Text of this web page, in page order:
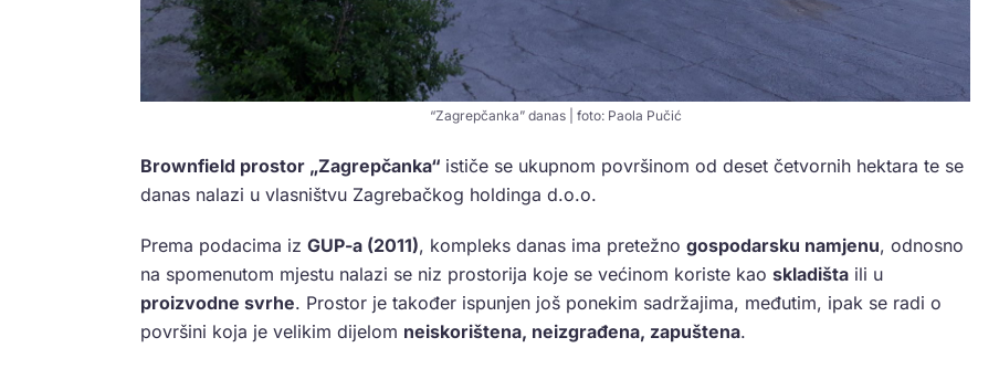
“Zagrepčanka” danas | foto: Paola Pučić
Brownfield prostor „Zagrepčanka“ ističe se ukupnom površinom od deset četvornih hektara te se
danas nalazi u vlasništvu Zagrebačkog holdinga d.o.o.
Prema podacima iz GUP-a (2011), kompleks danas ima pretežno gospodarsku namjenu, odnosno
na spomenutom mjestu nalazi se niz prostorija koje se većinom koriste kao skladišta ili u
proizvodne svrhe. Prostor je također ispunjen još ponekim sadržajima, međutim, ipak se radi o
površini koja je velikim dijelom neiskorištena, neizgrađena, zapuštena.